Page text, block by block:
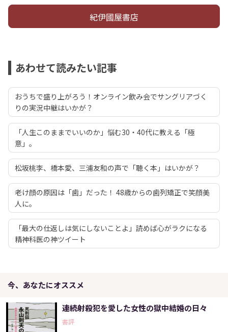
紀伊國屋書店
あわせて読みたい記事
おうちで盛り上がろう！オンライン飲み会でサングリアづく
りの実況中継はいかが？
「人生このままでいいのか」悩む30・40代に教える「極
意」。
松坂桃李、橋本愛、三浦友和の声で「聴く本」はいかが？
老け顔の原因は「歯」だった！ 48歳からの歯列矯正で笑顔美
人に。
「最大の仕返しは気にしないことよ」読めば心がラクになる
精神科医の神ツイート
今、あなたにオススメ
連続射殺犯を愛した女性の獄中結婚の日々
書評